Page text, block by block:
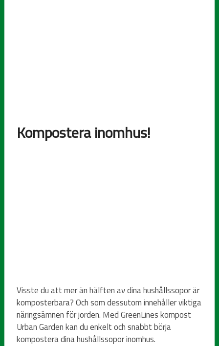
Kompostera inomhus!
Visste du att mer än hälften av dina hushållssopor är
komposterbara? Och som dessutom innehåller viktiga
näringsämnen för jorden. Med GreenLines kompost
Urban Garden kan du enkelt och snabbt börja
kompostera dina hushållssopor inomhus.